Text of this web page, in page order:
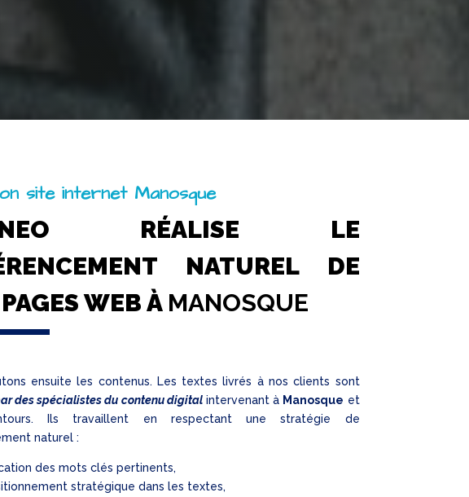
site internet Manosque
RÉALISE LE
NATUREL DE
WEB À MANOSQUE
ensuite les contenus. Les textes livrés à nos clients sont
des spécialistes du contenu digitalintervenant à Manosque et
Ils travaillent en respectant une stratégie de
naturel :
des mots clés pertinents,
stratégique dans les textes,